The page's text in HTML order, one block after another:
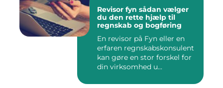
Revisor fyn sådan vælger
du den rette hjælp til
regnskab og bogføring
En revisor på Fyn eller en
erfaren regnskabskonsulent
kan gøre en stor forskel for
din virksomhed u...